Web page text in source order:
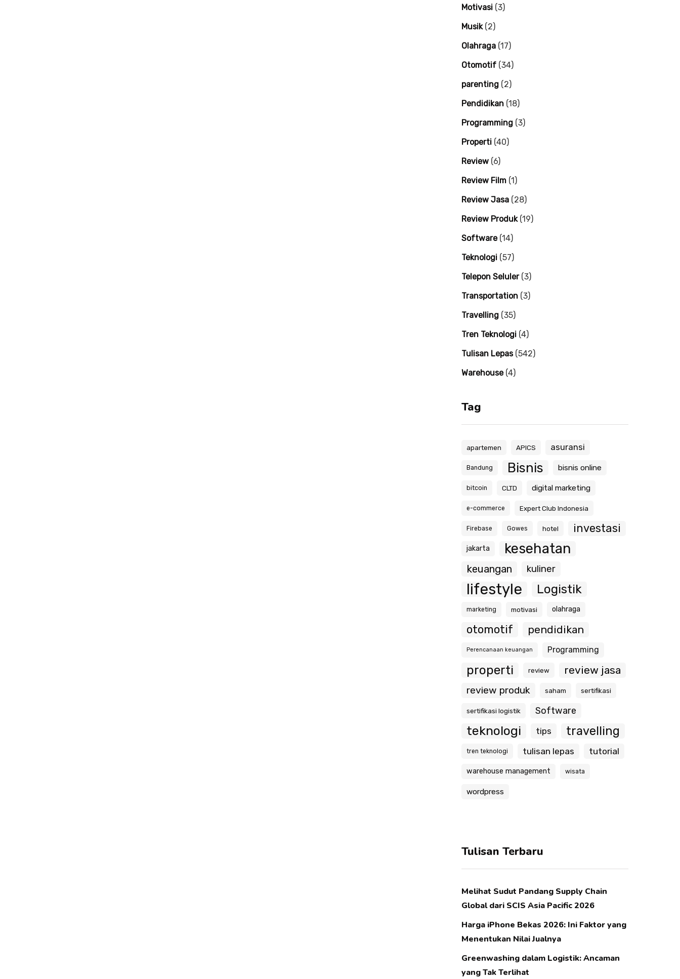
Motivasi (3)
Musik(2)
Olahraga (17)
Otomotif (34)
parenting (2)
Pendidikan (18)
Programming (3)
Properti (40)
Review (6)
Review Film (1)
Review Jasa (28)
Review Produk(19)
Software(14)
Teknologi (57)
Telepon Seluler(3)
Transportation (3)
Travelling (35)
Tren Teknologi (4)
Tulisan Lepas(542)
Warehouse(4)
Tag
apartemen APICS asuransi
Bandung Bisnis bisnis online
bitcoin CLTD digital marketing
e-commerce Expert Club Indonesia
Firebase Gowes hotel investasi
jakarta kesehatan
keuangan kuliner
lifestyle Logistik
marketing motivasi olahraga
otomotif pendidikan
Perencanaan keuangan Programming
properti review review jasa
review produk saham sertifikasi
sertifikasi logistik Software
teknologi tips travelling
tren teknologi tulisan lepas tutorial
warehouse management wisata
wordpress
Tulisan Terbaru
Melihat Sudut Pandang Supply Chain
Global dari SCIS Asia Pacific 2026
Harga iPhone Bekas 2026: Ini Faktor yang
Menentukan Nilai Jualnya
Greenwashing dalam Logistik: Ancaman
yang Tak Terlihat